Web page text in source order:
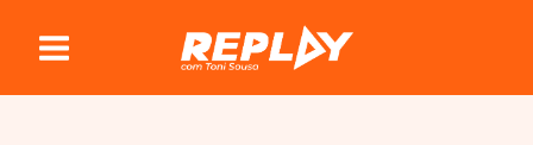
conteúdo